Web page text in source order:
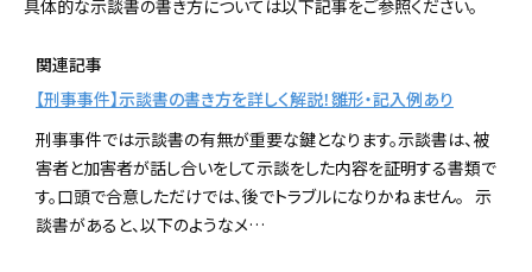
具体的な示談書の書き方については以下記事をご参照ください。
関連記事
【刑事事件】示談書の書き方を詳しく解説！雛形・記入例あり
刑事事件では示談書の有無が重要な鍵となります。示談書は、被
害者と加害者が話し合いをして示談をした内容を証明する書類で
す。口頭で合意しただけでは、後でトラブルになりかねません。 示
談書があると、以下のようなメ…